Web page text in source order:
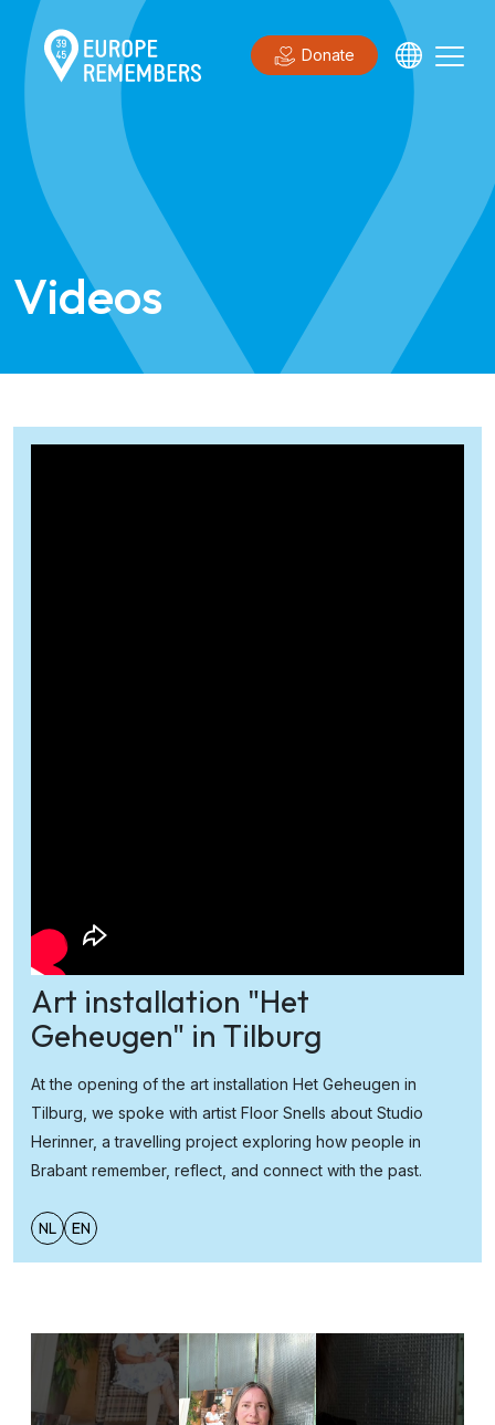
Donate
Videos
Art installation "Het
Geheugen" in Tilburg
At the opening of the art installation Het Geheugen in
Tilburg, we spoke with artist Floor Snells about Studio
Herinner, a travelling project exploring how people in
Brabant remember, reflect, and connect with the past.
NL EN